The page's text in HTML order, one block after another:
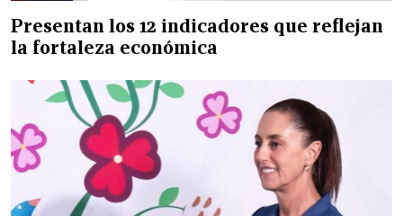
Presentan los 12 indicadores que reflejan
la fortaleza económica